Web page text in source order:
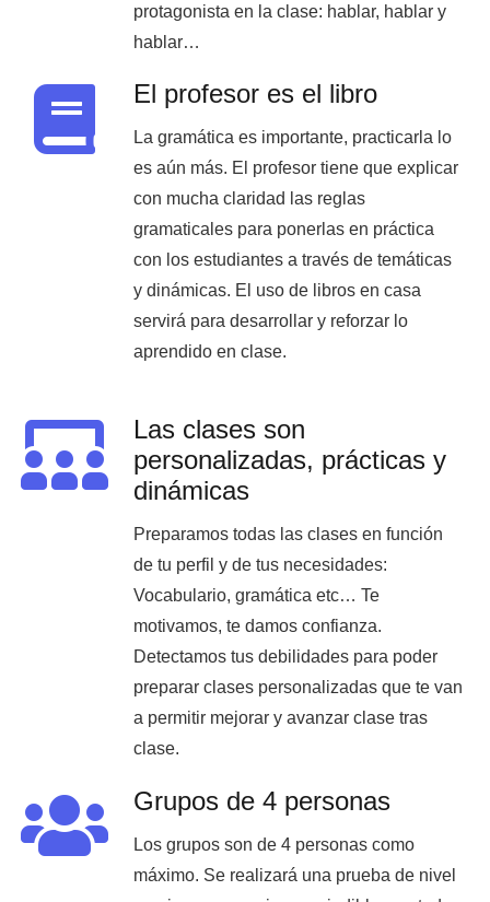
protagonista en la clase: hablar, hablar y
hablar…
El profesor es el libro
La gramática es importante, practicarla lo
es aún más. El profesor tiene que explicar
con mucha claridad las reglas
gramaticales para ponerlas en práctica
con los estudiantes a través de temáticas
y dinámicas. El uso de libros en casa
servirá para desarrollar y reforzar lo
aprendido en clase.
Las clases son
personalizadas, prácticas y
dinámicas
Preparamos todas las clases en función
de tu perfil y de tus necesidades:
Vocabulario, gramática etc… Te
motivamos, te damos confianza.
Detectamos tus debilidades para poder
preparar clases personalizadas que te van
a permitir mejorar y avanzar clase tras
clase.
Grupos de 4 personas
Los grupos son de 4 personas como
máximo. Se realizará una prueba de nivel